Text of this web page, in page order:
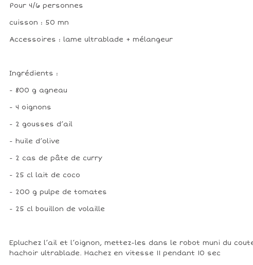
Pour 4/6 personnes
cuisson : 50 mn
Accessoires : lame ultrablade + mélangeur
Ingrédients :
- 800 g agneau
- 4 oignons
- 2 gousses d’ail
- huile d’olive
- 2 cas de pâte de curry
- 25 cl lait de coco
- 200 g pulpe de tomates
- 25 cl bouillon de volaille
Epluchez l’ail et l’oignon, mettez-les dans le robot muni du
hachoir ultrablade. Hachez en vitesse 11 pendant 10 sec